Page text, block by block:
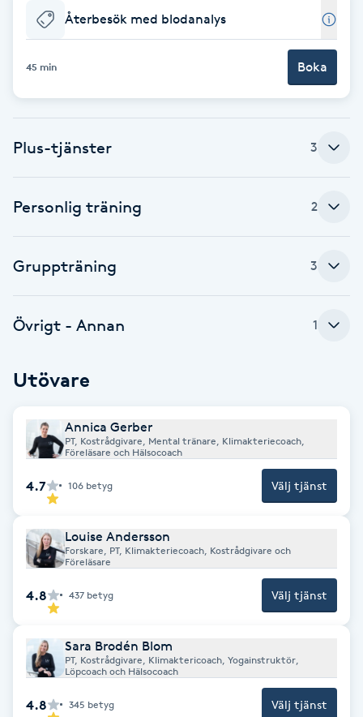
Damklippning
Dermapen
Diamantslipning
E
Enzympeeling
Extensions
Faceliftmassage
Fet hårbotten
Fettreducering
Fibromassage
Fillers
Återbesök med blodanalys
45 min Boka
Plus-tjänster 3
Personlig träning 2
Gruppträning 3
Övrigt - Annan 1
Utövare
Annica Gerber
PT, Kostrådgivare, Mental tränare, Klimakteriecoach,
Föreläsare och Hälsocoach
4.7 106 betyg Välj tjänst
Louise Andersson
Forskare, PT, Klimakteriecoach, Kostrådgivare och
Föreläsare
4.8 437 betyg Välj tjänst
Sara Brodén Blom
PT, Kostrådgivare, Klimaktericoach, Yogainstruktör,
Löpcoach och Hälsocoach
4.8 345 betyg Välj tjänst